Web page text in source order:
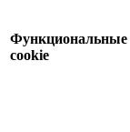
Функциональные
cookie